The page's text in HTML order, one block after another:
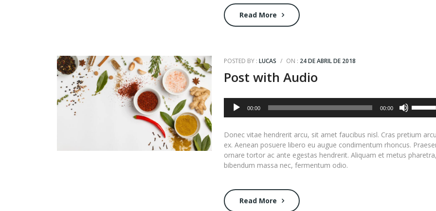
Read More
POSTED BY : LUCAS / ON : 24 DE ABRIL DE 2018
Post with Audio
Reproductor
de
00:00 00:00
de
flecha
Donec vitae hendrerit arcu, sit amet faucibus nisl. Cras pretium arcu
ex. Aenean posuere libero eu augue condimentum rhoncus.
ornare tortor ac ante egestas hendrerit. Aliquam et metus pharetra,
bibendum massa nec, fermentum odio.
Read More